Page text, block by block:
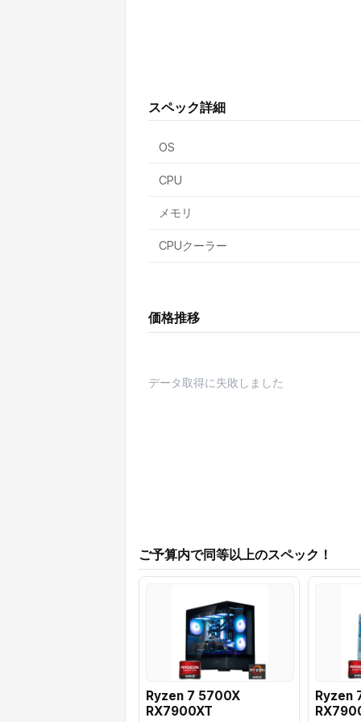
スペック詳細
OS
CPU
メモリ
CPUクーラー
価格推移
データ取得に失敗しました
ご予算内で同等以上のスペック！
Ryzen 7 5700X
RX7900XT
Ryzen